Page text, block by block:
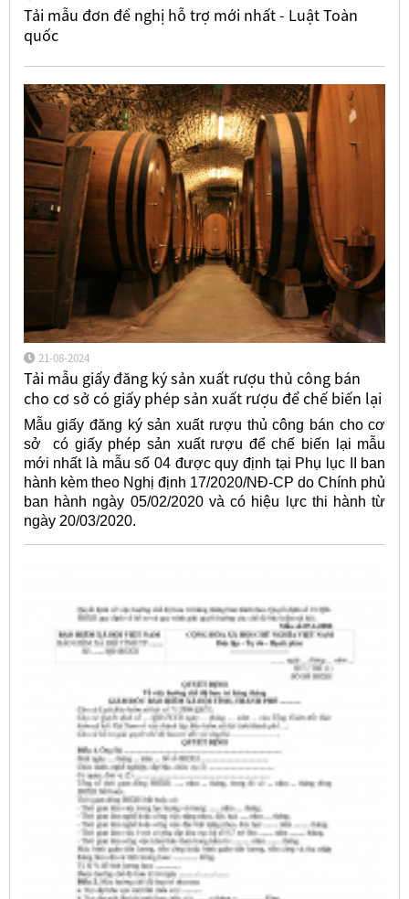
Tải mẫu đơn đề nghị hỗ trợ mới nhất - Luật Toàn
quốc
21-08-2024
Tải mẫu giấy đăng ký sản xuất rượu thủ công bán
cho cơ sở có giấy phép sản xuất rượu để chế biến lại
Mẫu giấy đăng ký sản xuất rượu thủ công bán cho cơ
sở có giấy phép sản xuất rượu để chế biến lại mẫu
mới nhất là mẫu số 04 được quy định tại Phụ lục II ban
hành kèm theo Nghị định 17/2020/NĐ-CP do Chính phủ
ban hành ngày 05/02/2020 và có hiệu lực thi hành từ
ngày 20/03/2020.